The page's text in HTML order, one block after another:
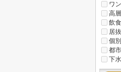
ワ
高
飲
居
個
都
下